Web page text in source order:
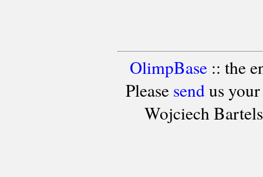
OlimpBase:: the
Please sendus your
Wojciech